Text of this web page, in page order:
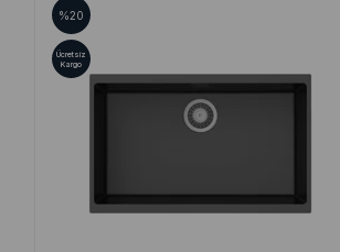
%20
Ücretsiz
Kargo